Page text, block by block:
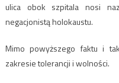
ulica obok szpitala nosi
negacjonistą holokaustu.
Mimo powyższego faktu i
zakresie tolerancji i wolności.